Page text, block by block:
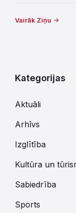
Vairāk Ziņu
Kategorijas
Aktuāli
Arhīvs
Izglītība
Kultūra un
Sabiedrība
Sports